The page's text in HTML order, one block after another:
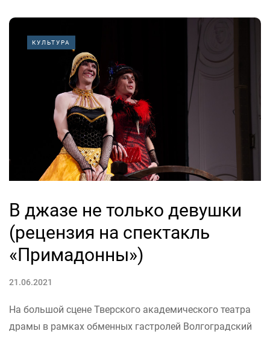
КУЛЬТУРА
В джазе не только девушки
(рецензия на спектакль
«Примадонны»)
21.06.2021
На большой сцене Тверского академического театра
драмы в рамках обменных гастролей Волгоградский